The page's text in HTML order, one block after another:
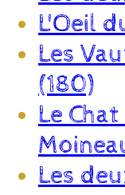
L'Oeil
Les
(180)
Le
Les